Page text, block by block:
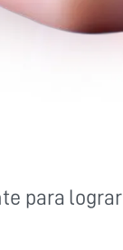
para lograr